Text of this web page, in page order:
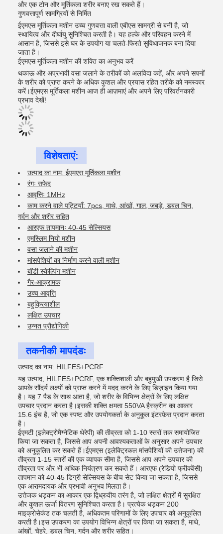
और एक टोन और मूर्तिकला शरीर बनाए रख सकते हैं।
गुणवत्तापूर्ण सामग्रियों से निर्मित
ईएमएस मूर्तिकला मशीन उच्च गुणवत्ता वाली एबीएस सामग्री से बनी है, जो
स्थायित्व और दीर्घायु सुनिश्चित करती है। यह हल्के और परिवहन करने में
आसान है, जिससे इसे घर के उपयोग या चलते-फिरते सुविधाजनक बना दिया
जाता है।
ईएमएस मूर्तिकला मशीन की शक्ति का अनुभव करें
थकाऊ और अप्रभावी वसा जलाने के तरीकों को अलविदा कहें, और अपने सपनों
के शरीर को प्राप्त करने के अधिक कुशल और प्रयास रहित तरीके को नमस्कार
करें।ईएमएस मूर्तिकला मशीन आज ही आज़माएं और अपने लिए परिवर्तनकारी
प्रभाव देखें!
विशेषताएं:
उत्पाद का नाम: ईएमएस मूर्तिकला मशीन
रंगः सफेद
आवृत्तिः 1MHz
काम करने वाले पट्टियाँ: 7pcs, माथे, आंखों, गाल, जबड़े, डबल चिन,
गर्दन और शरीर सहित
आरएफ तापमानः 40-45 सेल्सियस
एमस्लिम नियो मशीन
वसा जलाने की मशीन
मांसपेशियों का निर्माण करने वाली मशीन
बॉडी स्केल्पिंग मशीन
गैर-आक्रामक
उच्च आवृत्ति
बहुक्रियाशील
लक्षित उपचार
उन्नत प्रौद्योगिकी
तकनीकी मापदंडः
उत्पाद का नाम: HILFES+PCRF
यह उत्पाद, HILFES+PCRF, एक शक्तिशाली और बहुमुखी उपकरण है जिसे
आपके सौंदर्य लक्ष्यों को प्राप्त करने में मदद करने के लिए डिज़ाइन किया गया
है। यह 7 पैड के साथ आता है, जो शरीर के विभिन्न क्षेत्रों के लिए लक्षित
उपचार प्रदान करता है।इसकी शक्ति क्षमता 550VA हैस्क्रीन का आकार
15.6 इंच है, जो एक स्पष्ट और उपयोगकर्ता के अनुकूल इंटरफ़ेस प्रदान करता
है।
ईएमटी (इलेक्ट्रोमैग्नेटिक थेरेपी) की तीव्रता को 1-10 स्तरों तक समायोजित
किया जा सकता है, जिससे आप अपनी आवश्यकताओं के अनुसार अपने उपचार
को अनुकूलित कर सकते हैं।ईएमएस (इलेक्ट्रिकल मांसपेशियों की उत्तेजना) की
तीव्रता 1-15 स्तरों की एक व्यापक सीमा है, जिससे आप अपने उपचार की
तीव्रता पर और भी अधिक नियंत्रण कर सकते हैं। आरएफ (रेडियो फ्रीक्वेंसी)
तापमान को 40-45 डिग्री सेल्सियस के बीच सेट किया जा सकता है, जिससे
एक आरामदायक और प्रभावी अनुभव मिलता है।
उत्तेजक धड़कन का आकार एक द्विध्रुवीय तरंग है, जो लक्षित क्षेत्रों में सुरक्षित
और कुशल ऊर्जा वितरण सुनिश्चित करता है। प्रत्येक धड़कन 200
माइक्रोसेकंड तक चलती है, अधिकतम परिणामों के लिए उपचार को अनुकूलित
करती है।इस उपकरण का उपयोग विभिन्न क्षेत्रों पर किया जा सकता है, माथे,
आंखों, चेहरे, डबल चिन, गर्दन और शरीर सहित।